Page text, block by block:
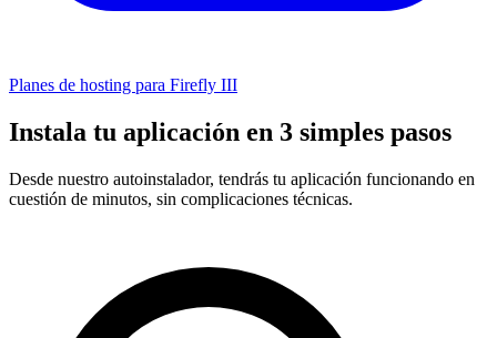
Planes de hosting para Firefly III
Instala tu aplicación en 3 simples pasos
Desde nuestro autoinstalador, tendrás tu aplicación funcionando en
cuestión de minutos, sin complicaciones técnicas.